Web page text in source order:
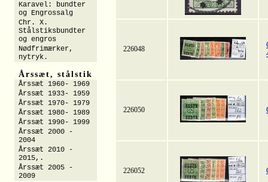
226048
226050
226052
Karavel: bundter
og Engrossalg
Chr. X.
Stålstiksbundter
og engros
Nødfrimærker,
nytryk.
Årssæt, stålstik
Årssæt 1960- 1969
Årssæt 1933- 1959
Årssæt 1970- 1979
Årssæt 1980- 1989
Årssæt 1990- 1999
Årssæt 2000 -
2004
Årssæt 2010 -
2015,.
Årssæt 2005 -
2009